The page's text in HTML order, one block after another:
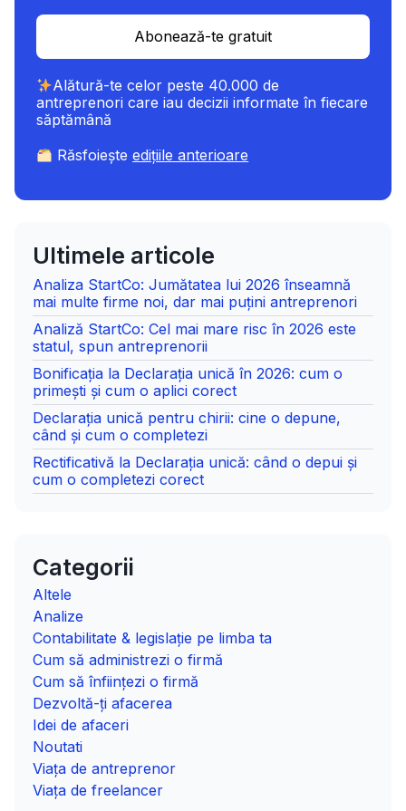
Abonează-te gratuit
Alătură-te celor peste 40.000 de
antreprenori care iau decizii informate în fiecare
săptămână
Răsfoieșteedițiile anterioare
Ultimele articole
Analiza StartCo: Jumătatea lui 2026 înseamnă
mai multe firme noi, dar mai puțini antreprenori
Analiză StartCo: Cel mai mare risc în 2026 este
statul, spun antreprenorii
Bonificația la Declarația unică în 2026: cum o
primești și cum o aplici corect
Declarația unică pentru chirii: cine o depune,
când și cum o completezi
Rectificativă la Declarația unică: când o depui și
cum o completezi corect
Categorii
Altele
Analize
Contabilitate & legislație pe limba ta
Cum să administrezi o firmă
Cum să înființezi o firmă
Dezvoltă-ți afacerea
Idei de afaceri
Noutati
Viața de antreprenor
Viața de freelancer